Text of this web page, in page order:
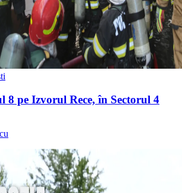
8 pe Izvorul Rece, în Sectorul 4